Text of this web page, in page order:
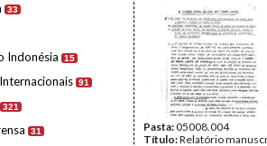
33
Indonésia 15
91
321
31 Pasta:05008.004
Título:Relatório